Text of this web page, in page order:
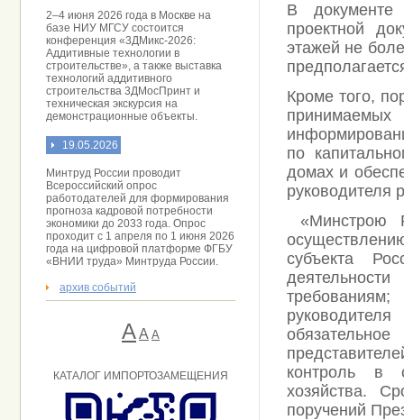
2–4 июня 2026 года в Москве на
базе НИУ МГСУ состоится
конференция «3ДМикс-2026:
Аддитивные технологии в
строительстве», а также выставка
технологий аддитивного
строительства 3ДМосПринт и
техническая экскурсия на
демонстрационные объекты.
19.05.2026
Минтруд России проводит
Всероссийский опрос
работодателей для формирования
прогноза кадровой потребности
экономики до 2033 года. Опрос
проходит с 1 апреля по 1 июня 2026
года на цифровой платформе ФГБУ
«ВНИИ труда» Минтруда России.
архив событий
АA А
КАТАЛОГ ИМПОРТОЗАМЕЩЕНИЯ
В документе
проектной
этажей не
Кроме того,
по
домах и
руководителя
«Минстрою
субъекта
контроль в
хозяйства.
поручений